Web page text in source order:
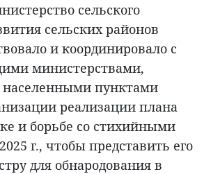
сельского
сельских районов
и координировало с
министерствами,
пунктами
реализации плана
и борьбе со стихийными
г., чтобы представить его
для обнародования в